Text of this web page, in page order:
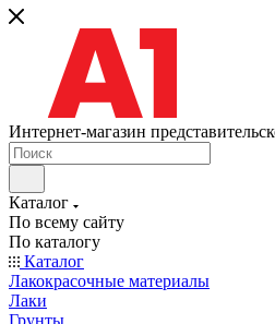
Интернет-магазин
Каталог
По всему сайту
По каталогу
Каталог
Лакокрасочные материалы
Лаки
Грунты